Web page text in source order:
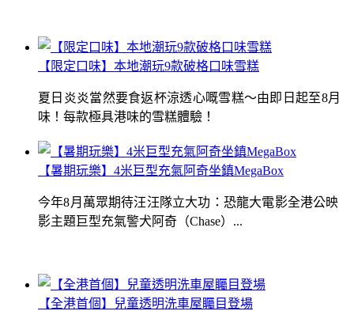
【限定口味】本地潮玩9款破格口味雪糕
夏日炎炎當然要食返杯涼透心嘅雪糕～由即日起至8
味！每款極具港味的雪糕體驗！
【全港首個】兒童透明洗車屋矚目登場
【暑期玩樂】4米巨型充氣阿奇坐鎮MegaBox
今年8月萬眾期待汪汪隊立大功：恐龍大電影全港公
影主題巨型充氣警犬阿奇（Chase）...